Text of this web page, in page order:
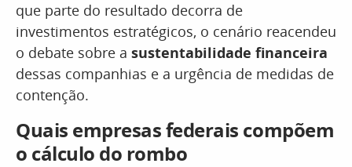
que parte do resultado decorra de
investimentos estratégicos, o cenário reacendeu
o debate sobre a sustentabilidade financeira
dessas companhias e a urgência de medidas de
contenção.
Quais empresas federais compõem
o cálculo do rombo